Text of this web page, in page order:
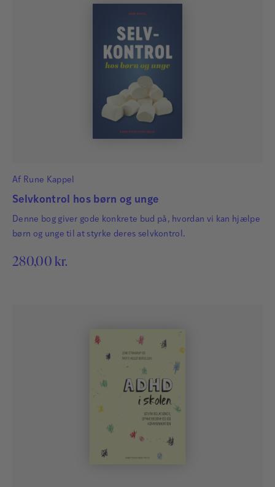
Af Rune Kappel
Selvkontrol hos børn og unge
Denne bog giver gode konkrete bud på, hvordan vi kan hjælpe
børn og unge til at styrke deres selvkontrol.
280,00 kr.